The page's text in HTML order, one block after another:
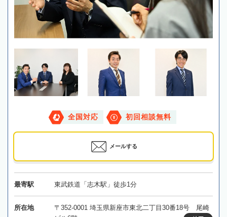
全国対応 初回相談無料
メールする
最寄駅 東武鉄道「志木駅」徒歩1分
所在地
〒352-0001 埼玉県新座市東北二丁目30番18号 尾崎